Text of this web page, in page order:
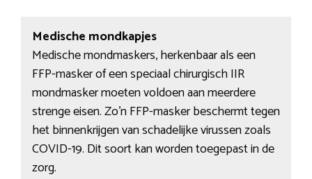
Medische mondkapjes
Medische mondmaskers, herkenbaar als een
FFP-masker of een speciaal chirurgisch IIR
mondmasker moeten voldoen aan meerdere
strenge eisen. Zo’n FFP-masker beschermt tegen
het binnenkrijgen van schadelijke virussen zoals
COVID-19. Dit soort kan worden toegepast in de
zorg.